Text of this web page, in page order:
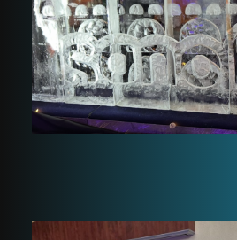
pont du